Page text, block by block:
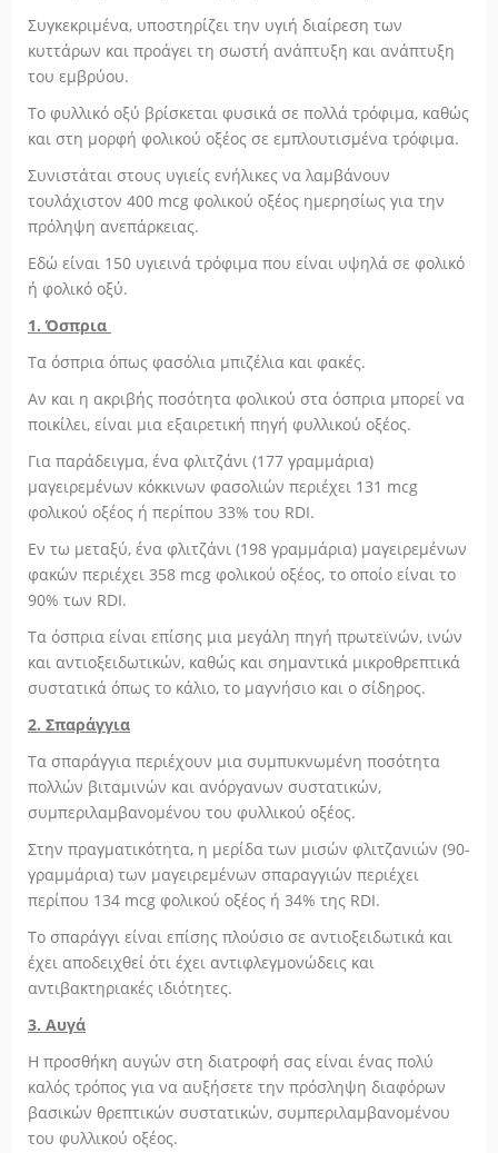
Συγκεκριμένα, υποστηρίζει την υγιή διαίρεση των
κυττάρων και προάγει τη σωστή ανάπτυξη και ανάπτυξη
του εμβρύου.
Το φυλλικό οξύ βρίσκεται φυσικά σε πολλά τρόφιμα, καθώς
και στη μορφή φολικού οξέος σε εμπλουτισμένα τρόφιμα.
Συνιστάται στους υγιείς ενήλικες να λαμβάνουν
τουλάχιστον 400 mcg φολικού οξέος ημερησίως για την
πρόληψη ανεπάρκειας.
Εδώ είναι 150 υγιεινά τρόφιμα που είναι υψηλά σε φολικό
ή φολικό οξύ.
1. Όσπρια
Τα όσπρια όπως φασόλια μπιζέλια και φακές.
Αν και η ακριβής ποσότητα φολικού στα όσπρια μπορεί να
ποικίλει, είναι μια εξαιρετική πηγή φυλλικού οξέος.
Για παράδειγμα, ένα φλιτζάνι (177 γραμμάρια)
μαγειρεμένων κόκκινων φασολιών περιέχει 131 mcg
φολικού οξέος ή περίπου 33% του RDI.
Εν τω μεταξύ, ένα φλιτζάνι (198 γραμμάρια) μαγειρεμένων
φακών περιέχει 358 mcg φολικού οξέος, το οποίο είναι το
90% των RDI.
Τα όσπρια είναι επίσης μια μεγάλη πηγή πρωτεϊνών, ινών
και αντιοξειδωτικών, καθώς και σημαντικά μικροθρεπτικά
συστατικά όπως το κάλιο, το μαγνήσιο και ο σίδηρος.
2. Σπαράγγια
Τα σπαράγγια περιέχουν μια συμπυκνωμένη ποσότητα
πολλών βιταμινών και ανόργανων συστατικών,
συμπεριλαμβανομένου του φυλλικού οξέος.
Στην πραγματικότητα, η μερίδα των μισών φλιτζανιών (90-
γραμμάρια) των μαγειρεμένων σπαραγγιών περιέχει
περίπου 134 mcg φολικού οξέος ή 34% της RDI.
Το σπαράγγι είναι επίσης πλούσιο σε αντιοξειδωτικά και
έχει αποδειχθεί ότι έχει αντιφλεγμονώδεις και
αντιβακτηριακές ιδιότητες.
3. Αυγά
Η προσθήκη αυγών στη διατροφή σας είναι ένας πολύ
καλός τρόπος για να αυξήσετε την πρόσληψη διαφόρων
βασικών θρεπτικών συστατικών, συμπεριλαμβανομένου
του φυλλικού οξέος.